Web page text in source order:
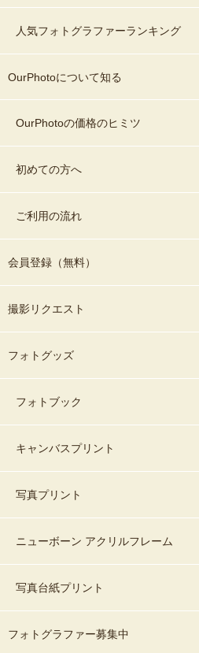
人気フォトグラファーランキング
OurPhotoについて知る
OurPhotoの価格のヒミツ
初めての方へ
ご利用の流れ
会員登録（無料）
撮影リクエスト
フォトグッズ
フォトブック
キャンバスプリント
写真プリント
ニューボーン アクリルフレーム
写真台紙プリント
フォトグラファー募集中